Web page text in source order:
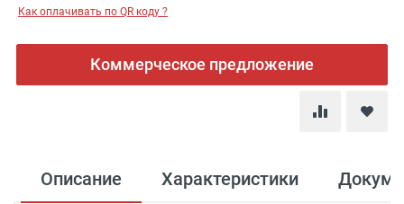
Как оплачивать по QR коду ?
Коммерческое предложение
Описание Характеристики